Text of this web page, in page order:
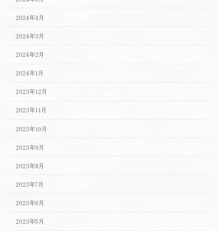
2024年4月
2024年3月
2024年2月
2024年1月
2023年12月
2023年11月
2023年10月
2023年9月
2023年8月
2023年7月
2023年6月
2023年5月